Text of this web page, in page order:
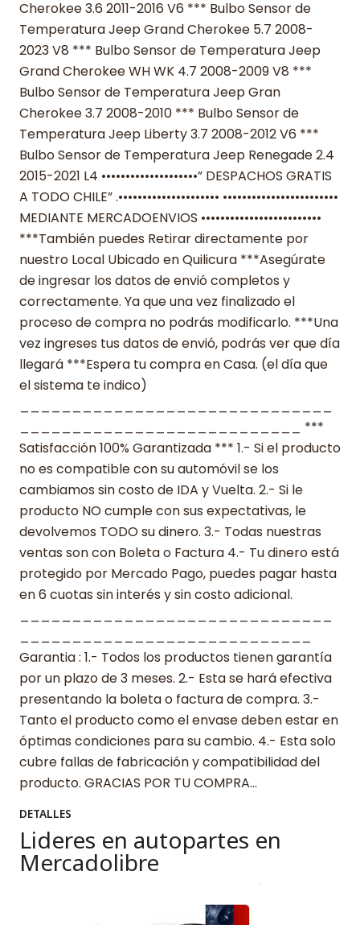
Cherokee 3.6 2011-2016 V6 *** Bulbo Sensor de
Temperatura Jeep Grand Cherokee 5.7 2008-
2023 V8 *** Bulbo Sensor de Temperatura Jeep
Grand Cherokee WH WK 4.7 2008-2009 V8 ***
Bulbo Sensor de Temperatura Jeep Gran
Cherokee 3.7 2008-2010 *** Bulbo Sensor de
Temperatura Jeep Liberty 3.7 2008-2012 V6 ***
Bulbo Sensor de Temperatura Jeep Renegade 2.4
2015-2021 L4 ••••••••••••••••••••” DESPACHOS GRATIS
A TODO CHILE” .••••••••••••••••••••• ••••••••••••••••••••••••
MEDIANTE MERCADOENVIOS •••••••••••••••••••••••••
***También puedes Retirar directamente por
nuestro Local Ubicado en Quilicura ***Asegúrate
de ingresar los datos de envió completos y
correctamente. Ya que una vez finalizado el
proceso de compra no podrás modificarlo. ***Una
vez ingreses tus datos de envió, podrás ver que día
llegará ***Espera tu compra en Casa. (el día que
el sistema te indico)
___________________________ ***
Satisfacción 100% Garantizada *** 1.- Si el producto
no es compatible con su automóvil se los
cambiamos sin costo de IDA y Vuelta. 2.- Si le
producto NO cumple con sus expectativas, le
devolvemos TODO su dinero. 3.- Todas nuestras
ventas son con Boleta o Factura 4.- Tu dinero está
protegido por Mercado Pago, puedes pagar hasta
en 6 cuotas sin interés y sin costo adicional.
Garantia : 1.- Todos los productos tienen garantía
por un plazo de 3 meses. 2.- Esta se hará efectiva
presentando la boleta o factura de compra. 3.-
Tanto el producto como el envase deben estar en
óptimas condiciones para su cambio. 4.- Esta solo
cubre fallas de fabricación y compatibilidad del
producto. GRACIAS POR TU COMPRA…
DETALLES
Lideres en autopartes en
Mercadolibre